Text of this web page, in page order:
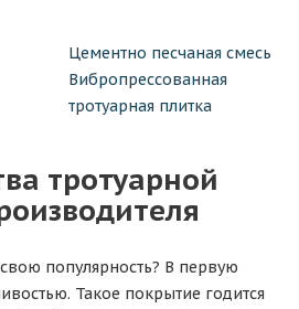
Цементно песчаная смесь
Вибропрессованная
тротуарная плитка
тротуарной
популярность? В первую
Такое покрытие годится